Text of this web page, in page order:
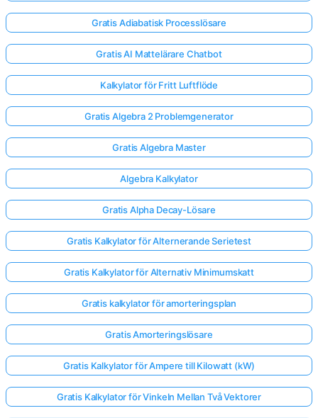
Gratis Adiabatisk Processlösare
Gratis AI Mattelärare Chatbot
Kalkylator för Fritt Luftflöde
Gratis Algebra 2 Problemgenerator
Gratis Algebra Master
Algebra Kalkylator
Gratis Alpha Decay-Lösare
Gratis Kalkylator för Alternerande Serietest
Gratis Kalkylator för Alternativ Minimumskatt
Gratis kalkylator för amorteringsplan
Gratis Amorteringslösare
Gratis Kalkylator för Ampere till Kilowatt (kW)
Gratis Kalkylator för Vinkeln Mellan Två Vektorer